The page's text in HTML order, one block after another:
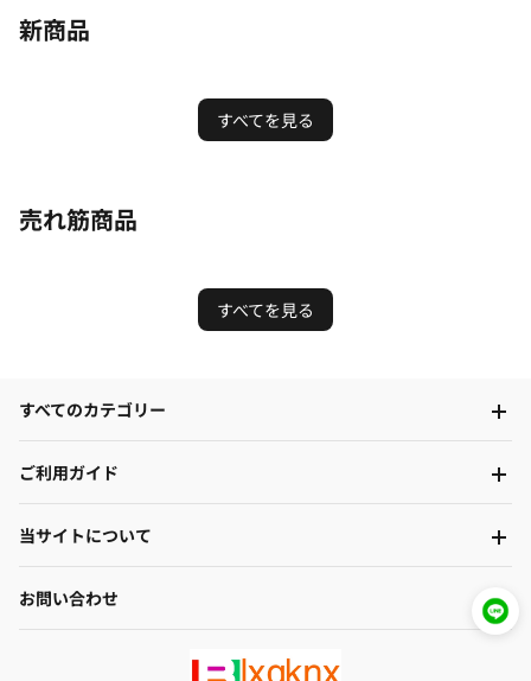
新商品
すべてを見る
売れ筋商品
すべてを見る
すべてのカテゴリー
ご利用ガイド
当サイトについて
お問い合わせ